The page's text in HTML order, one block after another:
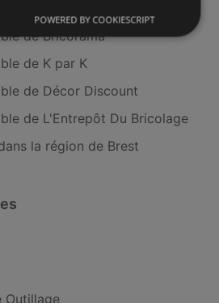
de Bricorama
de K par K
de Décor Discount
de L'Entrepôt Du Bricolage
la région de Brest
Outillage
POWERED BY COOKIESCRIPT